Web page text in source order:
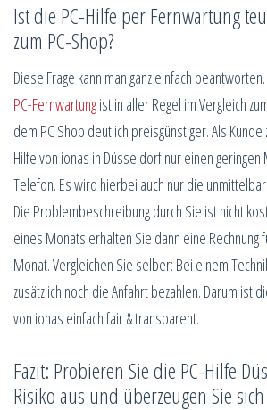
Ist die PC-Hilfe per Fernwartung
zum PC-Shop?
Diese Frage kann man ganz einfach
PC-Fernwartungist in aller Regel im Vergleich
dem PC Shop deutlich preisgünstiger. Als Kunde
Hilfe von ionas in Düsseldorf nur einen
Telefon. Es wird hierbei auch nur die
Die Problembeschreibung durch Sie ist nicht
eines Monats erhalten Sie dann eine Rechnung
Monat. Vergleichen Sie selber: Bei einem
zusätzlich noch die Anfahrt bezahlen. Darum ist
von ionas einfach fair & transparent.
Fazit: Probieren Sie die PC-Hilfe
Risiko aus und überzeugen Sie